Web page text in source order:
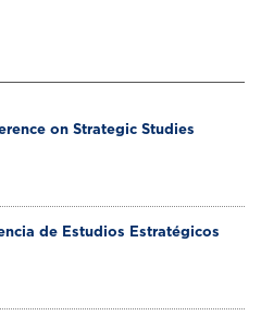
on Strategic Studies
de Estudios Estratégicos